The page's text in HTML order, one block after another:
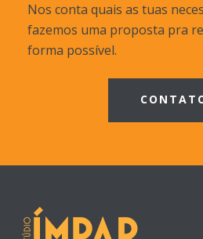
Nos conta quais as tuas
fazemos uma proposta pra
forma possível.